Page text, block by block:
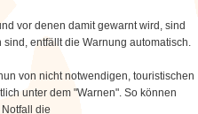
vor denen damit gewarnt wird, sind
entfällt die Warnung automatisch.
von nicht notwendigen, touristischen
unter dem "Warnen". So können
die